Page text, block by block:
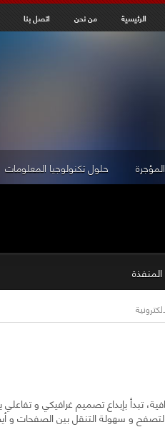
to navigation
الرئيسية من نحن اتصل بنا
حلول تكنولوجيا المعلومات
تبدأ بإبداع تصميم غرافيكي و
و سهولة التنقل بين الصفحات و